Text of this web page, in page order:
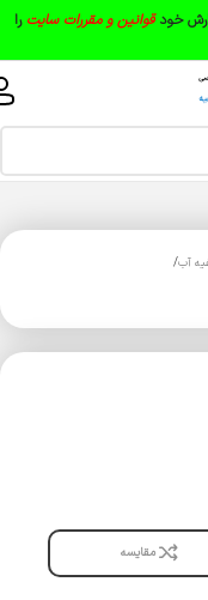
خودقوانین و مقررات سایت را
آب
مقایسه